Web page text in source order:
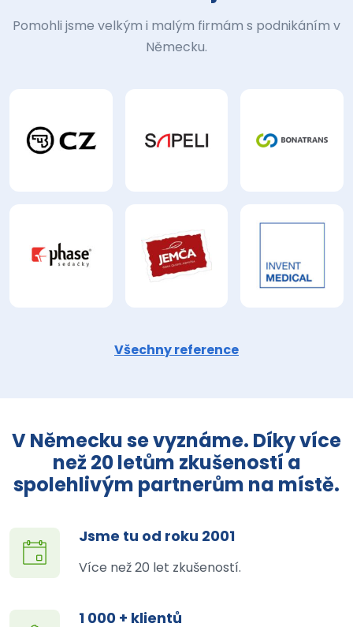
Pomohli jsme velkým i malým firmám s podnikáním v
Německu.
Všechny reference
V Německu se vyznáme. Díky více
než 20 letům zkušeností a
spolehlivým partnerům na místě.
Jsme tu od roku 2001
Více než 20 let zkušeností.
1 000 + klientů